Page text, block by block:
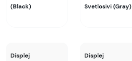
(Black)
Svetlosivi (Gray)
Displej Displej